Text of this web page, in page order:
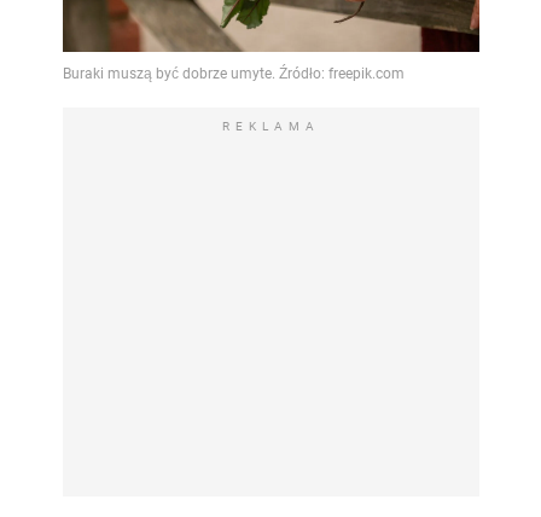
REKLAMA